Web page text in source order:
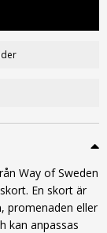
Way of Sweden
En skort är
promenaden eller
kan anpassas